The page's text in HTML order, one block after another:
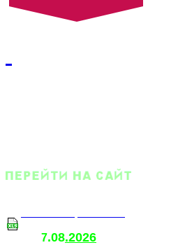
7.08.2026